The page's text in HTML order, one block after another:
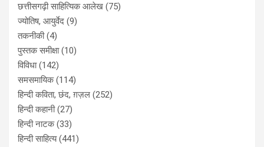
छत्तीसगढ़ी साहित्यिक आलेख (75)
ज्योतिष, आयुर्वेद (9)
तकनीकी(4)
पुस्‍तक समीक्षा(10)
विविधा(142)
समसमायिक(114)
हिन्दी कविता, छंद, ग़ज़ल (252)
हिन्दी कहानी(27)
हिन्‍दी नाटक(33)
हिन्दी साहित्य(441)